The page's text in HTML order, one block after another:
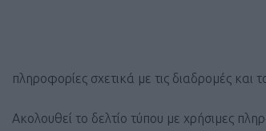
πληροφορίες σχετικά με τις διαδρομές και
Ακολουθεί το δελτίο τύπου με χρήσιμες